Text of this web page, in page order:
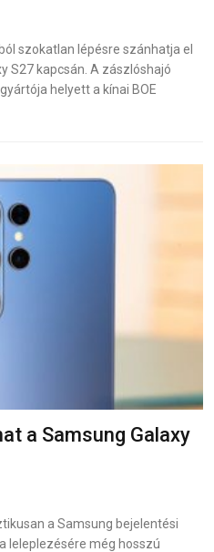
szokatlan lépésre szánhatja el
S27 kapcsán. A zászlóshajó
helyett a kínai BOE
a Samsung Galaxy
a Samsung bejelentési
leleplezésére még hosszú